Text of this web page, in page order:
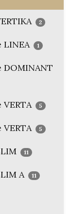
2
LINEA 1
DOMINANT
5
5
11
A 11